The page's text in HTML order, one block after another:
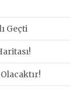
Geçti